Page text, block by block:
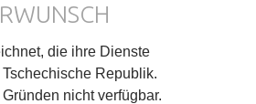
die ihre Dienste
Republik.
nicht verfügbar.